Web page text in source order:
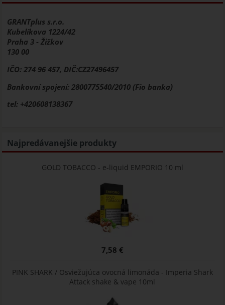
GRANTplus s.r.o.
Kubelíkova 1224/42
Praha 3 - Žižkov
130 00
IČO: 274 96 457, DIČ:CZ27496457
Bankovní spojení: 2800775540/2010 (Fio banka)
tel: +420608138367
Najpredávanejšie produkty
GOLD TOBACCO - e-liquid EMPORIO 10 ml
7,58 €
PINK SHARK / Osviežujúca ovocná limonáda - Imperia Shark
Attack shake & vape 10ml